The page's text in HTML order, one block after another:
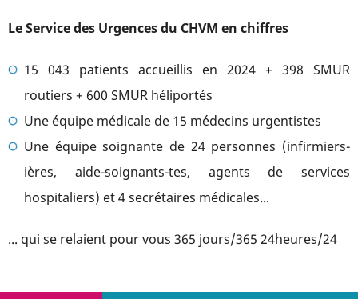
Le Service des Urgences du CHVM en chiffres
15 043 patients accueillis en 2024 + 398 SMUR
routiers + 600 SMUR héliportés
Une équipe médicale de 15 médecins urgentistes
Une équipe soignante de 24 personnes (infirmiers-
ières, aide-soignants-tes, agents de services
hospitaliers) et 4 secrétaires médicales...
... qui se relaient pour vous 365 jours/365 24heures/24